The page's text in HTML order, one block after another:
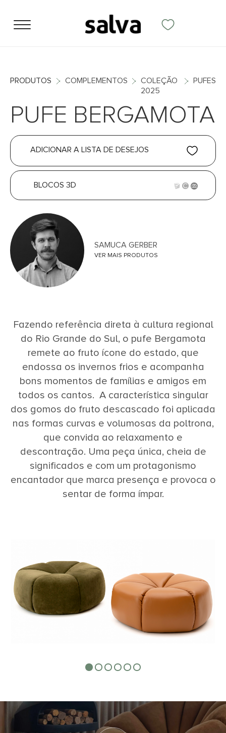
PRODUTOS COMPLEMENTOS
COLEÇÃO
2025
PUFES
PUFE BERGAMOTA
ADICIONAR A LISTA DE DESEJOS
BLOCOS 3D
SAMUCA GERBER
VER MAIS PRODUTOS
Fazendo referência direta à cultura regional
do Rio Grande do Sul, o pufe Bergamota
remete ao fruto ícone do estado, que
endossa os invernos frios e acompanha
bons momentos de famílias e amigos em
todos os cantos. A característica singular
dos gomos do fruto descascado foi aplicada
nas formas curvas e volumosas da poltrona,
que convida ao relaxamento e
descontração. Uma peça única, cheia de
significados e com um protagonismo
encantador que marca presença e provoca o
sentar de forma ímpar.